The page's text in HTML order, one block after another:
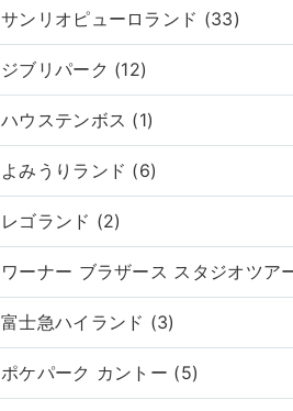
サンリオピューロランド (33)
ジブリパーク (12)
ハウステンボス (1)
よみうりランド (6)
レゴランド (2)
ワーナー ブラザース スタジオツア
富士急ハイランド (3)
ポケパーク カントー (5)